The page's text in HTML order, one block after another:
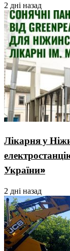
2 дні назад
Лікарня у
України»
2 дні назад